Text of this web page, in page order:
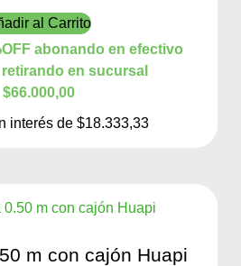
al Carrito
abonando en efectivo
en sucursal
$66.000,00
interés de $18.333,33
m con cajón Huapi